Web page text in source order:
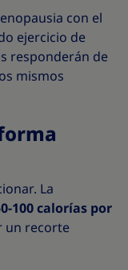
con el
ejercicio de
responderán de
mismos
La
100 calorías por
un recorte